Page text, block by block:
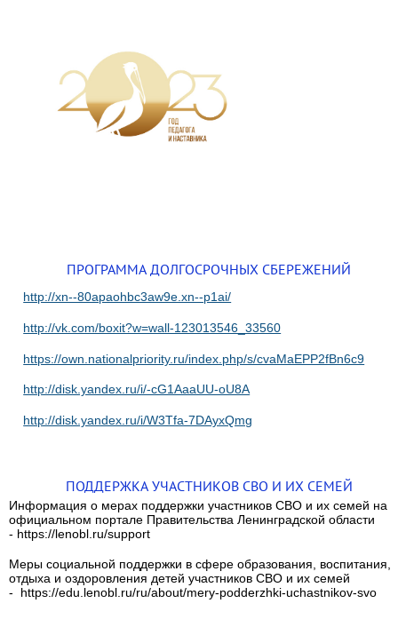
ПРОГРАММА ДОЛГОСРОЧНЫХ СБЕРЕЖЕНИЙ
http://xn--80apaohbc3aw9e.xn--p1ai/
http://vk.com/boxit?w=wall-123013546_33560
https://own.nationalpriority.ru/index.php/s/cvaMaEPP2fBn6c9
http://disk.yandex.ru/i/-cG1AaaUU-oU8A
http://disk.yandex.ru/i/W3Tfa-7DAyxQmg
ПОДДЕРЖКА УЧАСТНИКОВ СВО И ИХ СЕМЕЙ
Информация о мерах поддержки участников СВО и их семей на
официальном портале Правительства Ленинградской области
- https://lenobl.ru/support
Меры социальной поддержки в сфере образования, воспитания,
отдыха и оздоровления детей участников СВО и их семей
- https://edu.lenobl.ru/ru/about/mery-podderzhki-uchastnikov-svo